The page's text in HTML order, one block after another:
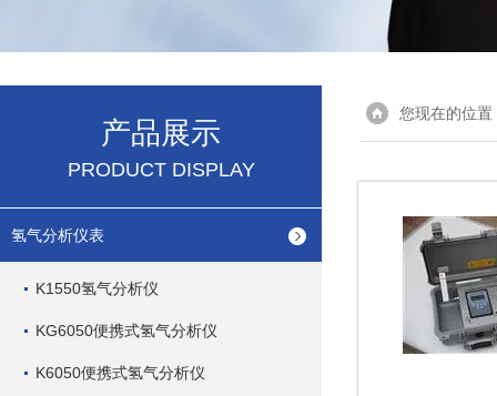
产品展示
PRODUCT DISPLAY
氢气分析仪表
K1550氢气分析仪
KG6050便携式氢气分析仪
K6050便携式氢气分析仪
您现在的位置